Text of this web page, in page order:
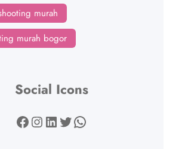
murah
murah bogor
Social Icons
Facebook Instagram LinkedIn Twitter WhatsApp